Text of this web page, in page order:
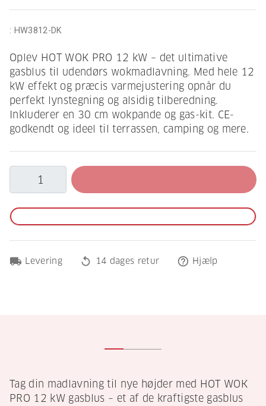
: HW3812-DK
Oplev HOT WOK PRO 12 kW – det ultimative
gasblus til udendørs wokmadlavning. Med hele 12
kW effekt og præcis varmejustering opnår du
perfekt lynstegning og alsidig tilberedning.
Inkluderer en 30 cm wokpande og gas-kit. CE-
godkendt og ideel til terrassen, camping og mere.
local_shipping Levering replay 14 dages retur help_outline Hjælp
Tag din madlavning til nye højder med HOT WOK
PRO 12 kW gasblus – et af de kraftigste gasblus